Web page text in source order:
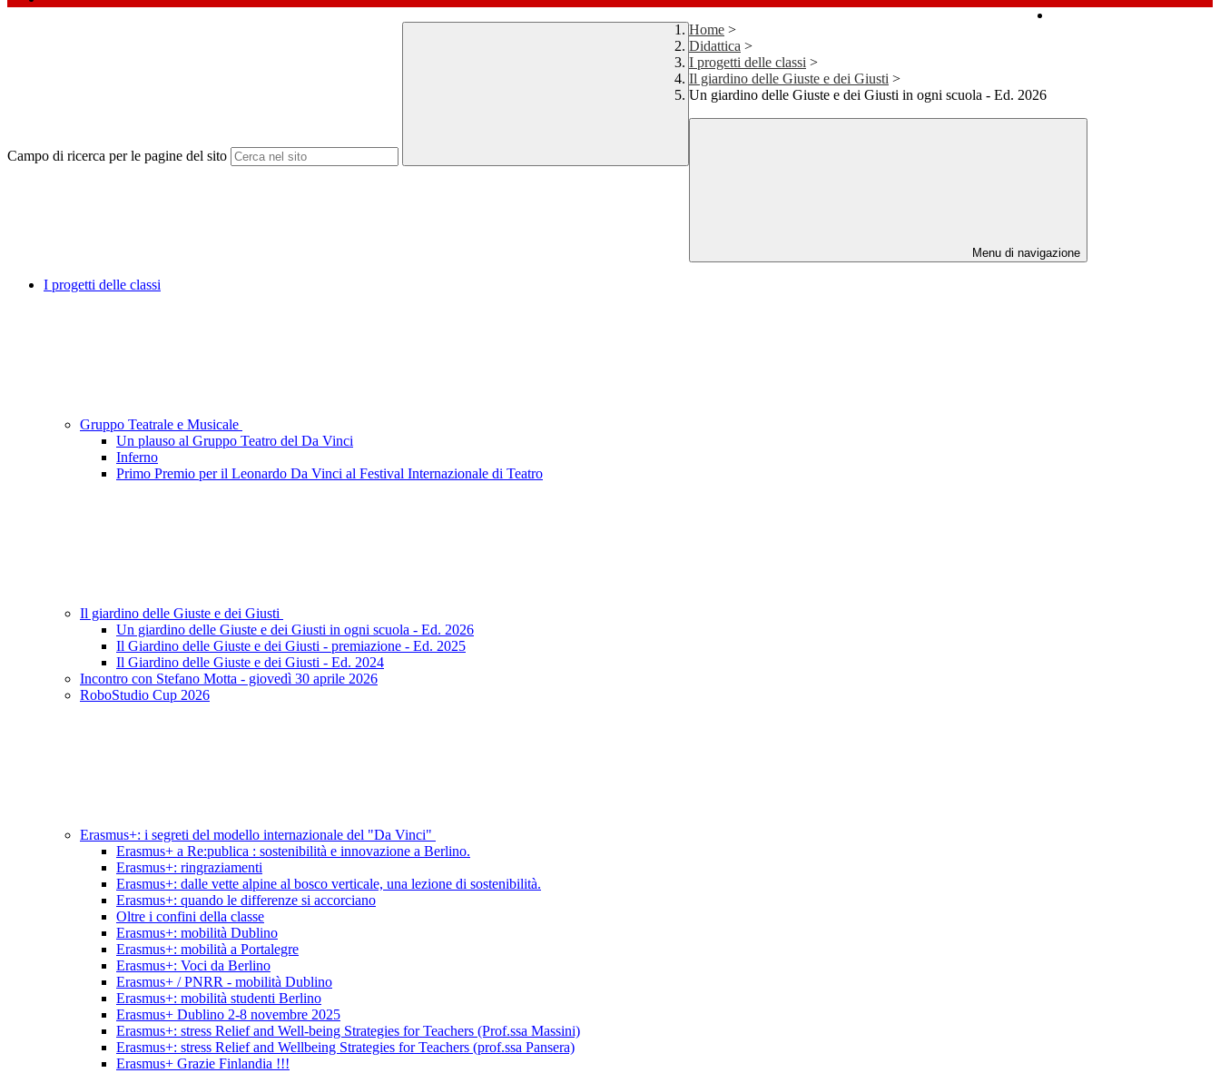
Campo di ricerca per le pagine del sito
Home >
Didattica >
I progetti delle classi >
Il giardino delle Giuste e dei Giusti >
Un giardino delle Giuste e dei Giusti in ogni scuola - Ed. 2026
Menu di navigazione
I progetti delle classi
Gruppo Teatrale e Musicale
Un plauso al Gruppo Teatro del Da Vinci
Inferno
Primo Premio per il Leonardo Da Vinci al Festival Internazionale di Teatro
Il giardino delle Giuste e dei Giusti
Un giardino delle Giuste e dei Giusti in ogni scuola - Ed. 2026
Il Giardino delle Giuste e dei Giusti - premiazione - Ed. 2025
Il Giardino delle Giuste e dei Giusti - Ed. 2024
Incontro con Stefano Motta - giovedì 30 aprile 2026
RoboStudio Cup 2026
Erasmus+: i segreti del modello internazionale del "Da Vinci"
Erasmus+ a Re:publica : sostenibilità e innovazione a Berlino.
Erasmus+: ringraziamenti
Erasmus+: dalle vette alpine al bosco verticale, una lezione di sostenibilità.
Erasmus+: quando le differenze si accorciano
Oltre i confini della classe
Erasmus+: mobilità Dublino
Erasmus+: mobilità a Portalegre
Erasmus+: Voci da Berlino
Erasmus+ / PNRR - mobilità Dublino
Erasmus+: mobilità studenti Berlino
Erasmus+ Dublino 2-8 novembre 2025
Erasmus+: stress Relief and Well-being Strategies for Teachers (Prof.ssa Massini)
Erasmus+: stress Relief and Wellbeing Strategies for Teachers (prof.ssa Pansera)
Erasmus+ Grazie Finlandia !!!